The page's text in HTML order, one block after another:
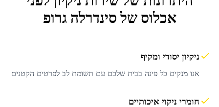
אכלוס של סינדרלה גרופ
ניקיון יסודי ומקיף
אנו מנקים כל פינה בבית שלכם עם תשומת לב לפרטים הקטנים
חומרי ניקוי איכותיים